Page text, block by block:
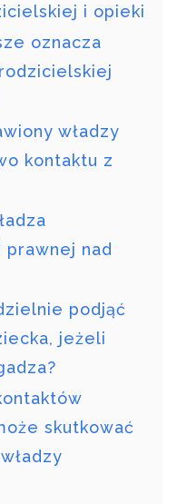
i opieki
oznacza
władzy
kontaktu z
nad
podjąć
jeżeli
skutkować